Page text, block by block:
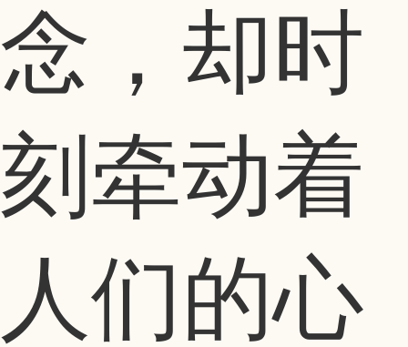
念，却时
刻牵动着
人们的心